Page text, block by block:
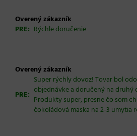
Overený zákazník
PRE: Rýchle doručenie
Overený zákazník
PRE:
Super rýchly dovoz! Tovar bol
objednávke a doručený na druhý
Produkty super, presne čo som
čokoládová maska na 2-3 umytia